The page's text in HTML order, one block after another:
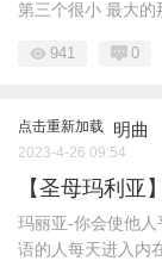
第三个很小 最大的
941 0
点击重新加载 明曲
2023-4-26 09:54
【圣母玛利亚
玛丽亚-你会使他
语的人每天进入内